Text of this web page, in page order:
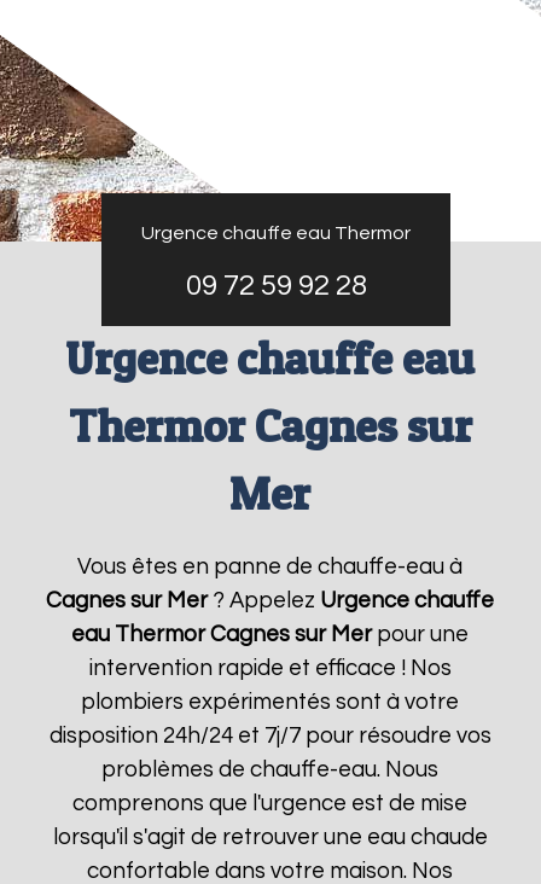
Urgence chauffe eau Thermor
09 72 59 92 28
Urgence chauffe eau
Thermor Cagnes sur
Mer
Vous êtes en panne de chauffe-eau à
Cagnes sur Mer? Appelez Urgence chauffe
eau Thermor Cagnes sur Merpour une
intervention rapide et efficace ! Nos
plombiers expérimentés sont à votre
disposition 24h/24 et 7j/7 pour résoudre vos
problèmes de chauffe-eau. Nous
comprenons que l'urgence est de mise
lorsqu'il s'agit de retrouver une eau chaude
confortable dans votre maison. Nos